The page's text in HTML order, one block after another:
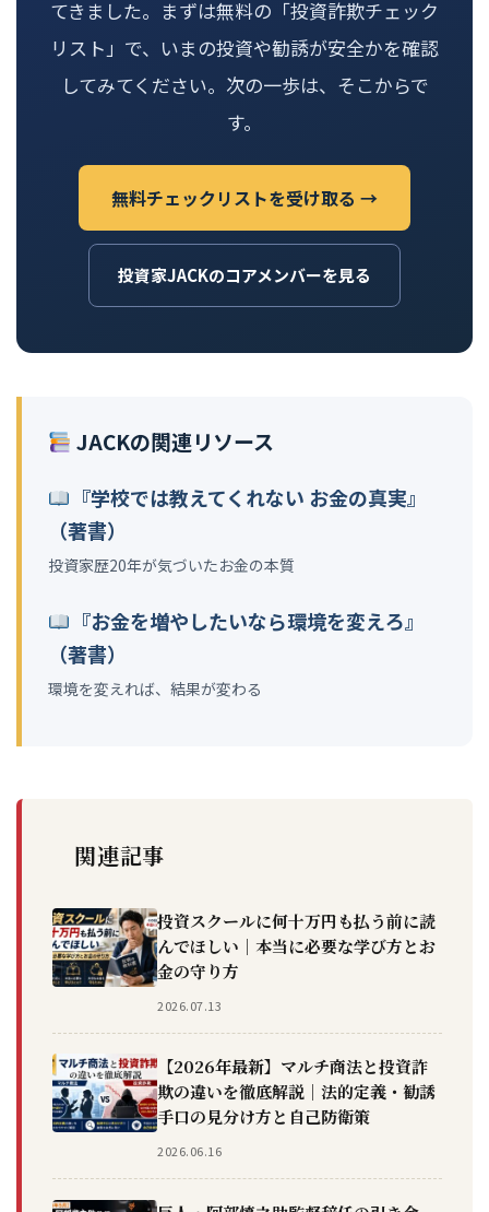
てきました。まずは無料の「投資詐欺チェック
リスト」で、いまの投資や勧誘が安全かを確認
してみてください。次の一歩は、そこからで
す。
無料チェックリストを受け取る →
投資家JACKのコアメンバーを見る
JACKの関連リソース
『学校では教えてくれない お金の真実』
（著書）
投資家歴20年が気づいたお金の本質
『お金を増やしたいなら環境を変えろ』
（著書）
環境を変えれば、結果が変わる
関連記事
投資スクールに何十万円も払う前に読
んでほしい｜本当に必要な学び方とお
金の守り方
2026.07.13
【2026年最新】マルチ商法と投資詐
欺の違いを徹底解説｜法的定義・勧誘
手口の見分け方と自己防衛策
2026.06.16